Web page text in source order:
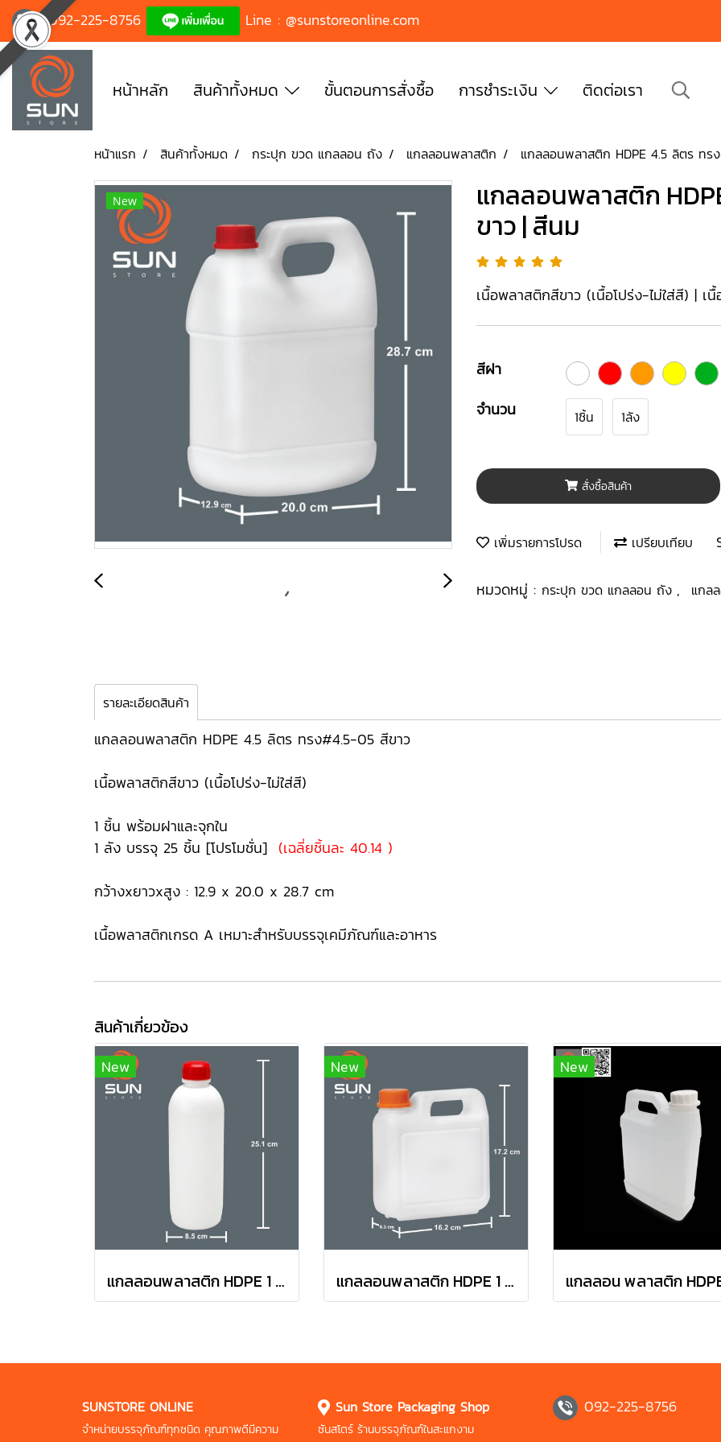
092-225-8756 Line : @sunstoreonline.com
หน้าหลัก สินค้าทั้งหมด ขั้นตอนการสั่งซื้อ การชำระเงิน ติดต่อเรา
หน้าแรก สินค้าทั้งหมด กระปุก ขวด แกลลอน ถัง แกลลอนพลาสติก แกลลอนพลาสติก HDPE 4.5 ลิตร ท
New แกลลอนพลาสติก
ขาว | สีนม
เนื้อพลาสติกสีขาว (เนื้อโปร่ง-ไม่ใส่สี) |
สีฝา
จำนวน
1ชิ้น 1ลัง
สั่งซื้อสินค้า
เพิ่มรายการโปรด เปรียบเทียบ
หมวดหมู่ : กระปุก ขวด แกลลอน ถัง , แกล
รายละเอียดสินค้า
แกลลอนพลาสติก HDPE 4.5 ลิตร ทรง#4.5-05 สีขาว
เนื้อพลาสติกสีขาว (เนื้อโปร่ง-ไม่ใส่สี)
1 ชิ้น พร้อมฝาและจุกใน
1 ลัง บรรจุ 25 ชิ้น [โปรโมชั่น] (เฉลี่ยชิ้นละ 40.14 )
กว้างxยาวxสูง : 12.9 x 20.0 x 28.7 cm
เนื้อพลาสติกเกรด A เหมาะสำหรับบรรจุเคมีภัณฑ์และอาหาร
สินค้าเกี่ยวข้อง
New
แกลลอนพลาสติก HDPE 1 ลิตร ทรง#0111 สีนม
New
แกลลอนพลาสติก HDPE 1 ลิตร ทรง#0102 สีขาว | สีนม
New
SUNSTORE ONLINE
จำหน่ายบรรจุภัณฑ์ทุกชนิด คุณภาพดีมีความ
Sun Store Packaging Shop
ซันสโตร์ ร้านบรรจุภัณฑ์ในสะแกงาม
092-225-8756